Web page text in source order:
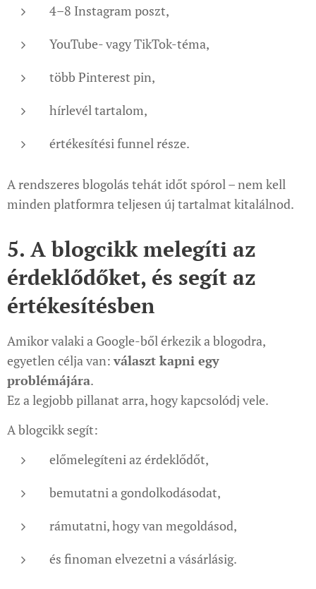
4–8 Instagram poszt,
YouTube- vagy TikTok-téma,
több Pinterest pin,
hírlevél tartalom,
értékesítési funnel része.
A rendszeres blogolás tehát időt spórol – nem kell
minden platformra teljesen új tartalmat kitalálnod.
5. A blogcikk melegíti az
érdeklődőket, és segít az
értékesítésben
Amikor valaki a Google-ből érkezik a blogodra,
egyetlen célja van:választ kapni egy
problémájára.
Ez a legjobb pillanat arra, hogy kapcsolódj vele.
A blogcikk segít:
előmelegíteni az érdeklődőt,
bemutatni a gondolkodásodat,
rámutatni, hogy van megoldásod,
és finoman elvezetni a vásárlásig.